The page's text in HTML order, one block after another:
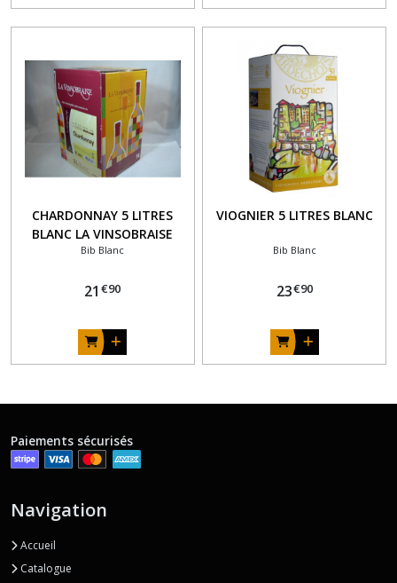
CHARDONNAY 5 LITRES
BLANC LA VINSOBRAISE
Bib Blanc
21 €90
VIOGNIER 5 LITRES BLANC
Bib Blanc
23€90
Paiements sécurisés
Navigation
Accueil
Catalogue